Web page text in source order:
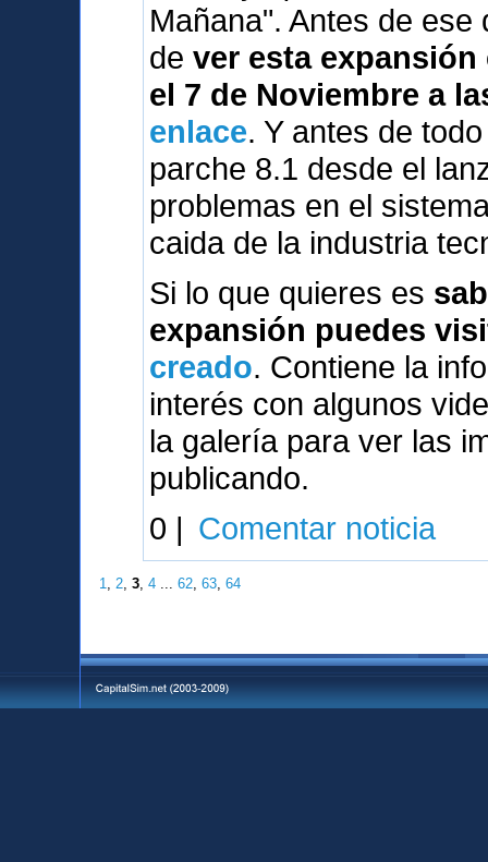
Mañana". Antes de
dever esta
el 7 de Noviembre a
enlace. Y antes de
parche 8.1 desde el
problemas en el
caida de la industria
Si lo que quieres es
expansión puedes
creado. Contiene la
interés con algunos
la galería para ver las
publicando.
0 | Comentar noticia
1,2,3,4 ...62,63,64